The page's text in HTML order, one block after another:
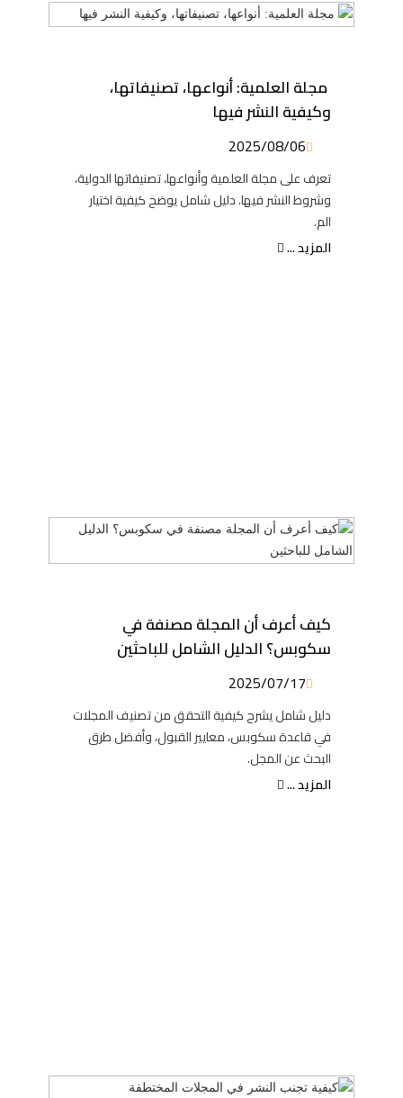
مجلة العلمية: أنواعها، تصنيفاتها،
وكيفية النشر فيها
2025/08/06
تعرف على مجلة العلمية وأنواعها، تصنيفاتها الدولية،
وشروط النشر فيها. دليل شامل يوضح كيفية اختيار
الم.
المزيد ...
كيف أعرف أن المجلة مصنفة في
سكوبس؟ الدليل الشامل للباحثين
2025/07/17
دليل شامل يشرح كيفية التحقق من تصنيف المجلات
في قاعدة سكوبس، معايير القبول، وأفضل طرق
البحث عن المجل.
المزيد ...